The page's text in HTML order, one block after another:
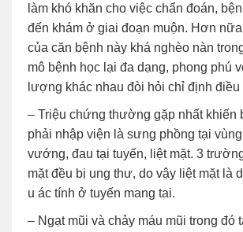
làm khó khăn cho việc chẩn đoán,
đến khám ở giai đoạn muộn. Hơn
của căn bệnh này khá nghèo nàn
mô bệnh học lại đa dạng, phong phú
lượng khác nhau đòi hỏi chỉ định điều
– Triệu chứng thường gặp nhất khiến
phải nhập viện là sưng phồng tại
vướng, đau tại tuyến, liệt mặt. 3
mặt đều bị ung thư, do vậy liệt mặt là
u ác tính ở tuyến mang tai.
– Ngạt mũi và chảy máu mũi trong đó